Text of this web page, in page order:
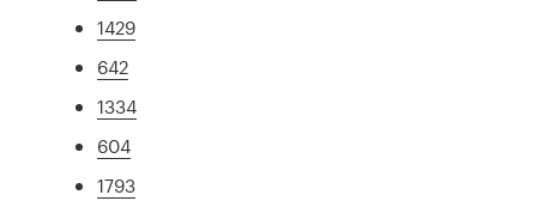
1429
642
1334
604
1793